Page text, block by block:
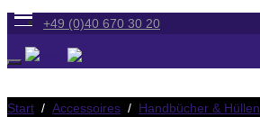
+49 (0)40 670 30 20
Start / Accessoires / Handbücher & Hüllen